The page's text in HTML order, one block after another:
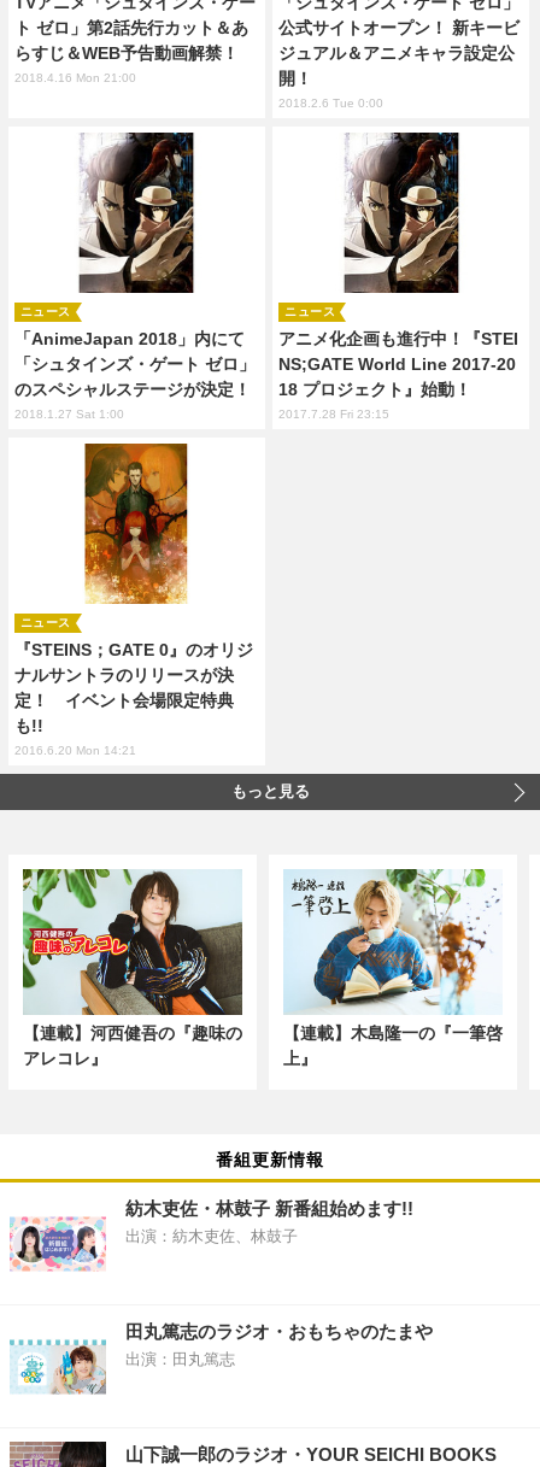
ト ゼロ」第2話先行カット＆あ
らすじ＆WEB予告動画解禁！
2018.4.16 Mon 21:00
公式サイトオープン！ 新キービ
ジュアル＆アニメキャラ設定公
開！
2018.2.6 Tue 0:00
「AnimeJapan 2018」内にて
「シュタインズ・ゲート ゼロ」
のスペシャルステージが決定！
ニュース
2018.1.27 Sat 1:00
アニメ化企画も進行中！『STEI
NS;GATE World Line 2017-20
18 プロジェクト』始動！
ニュース
2017.7.28 Fri 23:15
『STEINS；GATE 0』のオリジ
ナルサントラのリリースが決
定！ イベント会場限定特典
も!!
ニュース
2016.6.20 Mon 14:21
もっと見る
【連載】河西健吾の『趣味の
アレコレ』
【連載】木島隆一の『一筆啓
上』
番組更新情報
紡木吏佐・林鼓子 新番組始めます!!
出演：紡木吏佐、林鼓子
田丸篤志のラジオ・おもちゃのたまや
出演：田丸篤志
山下誠一郎のラジオ・YOUR SEICHI BOOKS